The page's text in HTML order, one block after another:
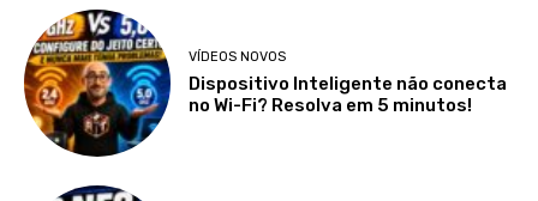
VÍDEOS NOVOS
Dispositivo Inteligente não conecta
no Wi-Fi? Resolva em 5 minutos!